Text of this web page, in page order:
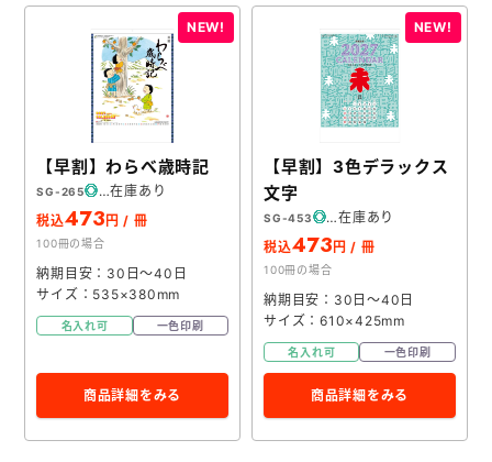
【早割】わらべ歳時記
SG-265
在庫あり
税込473 円 / 冊
100冊の場合
納期目安：30日～40日
サイズ：535×380mm
名入れ可 一色印刷
商品詳細をみる
【早割】3色デラックス
文字
SG-453
在庫あり
税込473 円 / 冊
100冊の場合
納期目安：30日～40日
サイズ：610×425mm
名入れ可 一色印刷
商品詳細をみる